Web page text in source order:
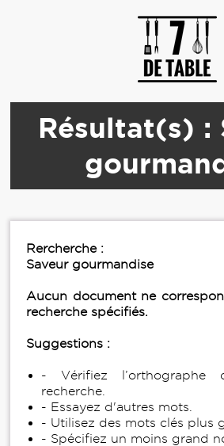
Résultat(s) :
Rercherche :
Saveur gourmandise
Aucun document ne
recherche spécifiés.
Suggestions :
- Vérifiez l’orthographe
recherche.
- Essayez d'autres mots.
- Utilisez des mots clés plus
- Spécifiez un moins grand